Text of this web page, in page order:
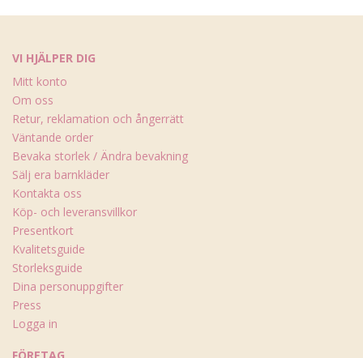
VI HJÄLPER DIG
Mitt konto
Om oss
Retur, reklamation och ångerrätt
Väntande order
Bevaka storlek / Ändra bevakning
Sälj era barnkläder
Kontakta oss
Köp- och leveransvillkor
Presentkort
Kvalitetsguide
Storleksguide
Dina personuppgifter
Press
Logga in